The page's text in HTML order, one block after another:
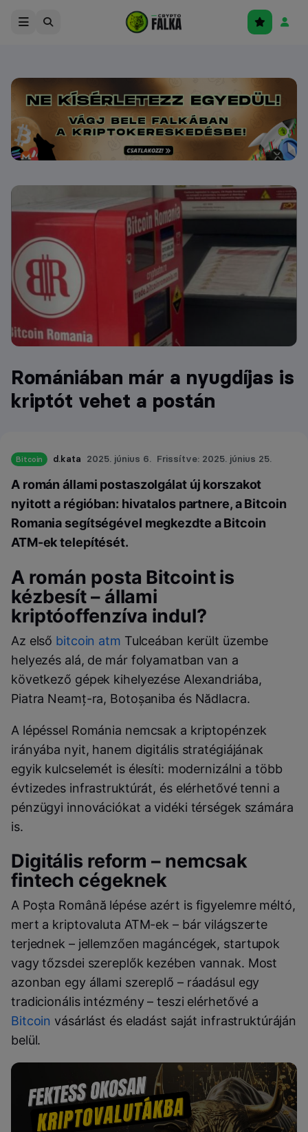
Romániában már a nyugdíjas is
kriptót vehet a postán
Bitcoin d.kata 2025. június 6. Frissítve: 2025. június 25.
A román állami postaszolgálat új korszakot
nyitott a régióban: hivatalos partnere, a Bitcoin
Romania segítségével megkezdte a Bitcoin
ATM-ek telepítését.
A román posta Bitcoint is
kézbesít – állami
kriptóoffenzíva indul?
Az első bitcoin atm Tulceában került üzembe
helyezés alá, de már folyamatban van a
következő gépek kihelyezése Alexandriába,
Piatra Neamț-ra, Botoșaniba és Nădlacra.
A lépéssel Románia nemcsak a kriptopénzek
irányába nyit, hanem digitális stratégiájának
egyik kulcselemét is élesíti: modernizálni a több
évtizedes infrastruktúrát, és elérhetővé tenni a
pénzügyi innovációkat a vidéki térségek számára
is.
Digitális reform – nemcsak
fintech cégeknek
A Poșta Română lépése azért is figyelemre méltó,
mert a kriptovaluta ATM-ek – bár világszerte
terjednek – jellemzően magáncégek, startupok
vagy tőzsdei szereplők kezében vannak. Most
azonban egy állami szereplő – ráadásul egy
tradicionális intézmény – teszi elérhetővé a
Bitcoin vásárlást és eladást saját infrastruktúráján
belül.